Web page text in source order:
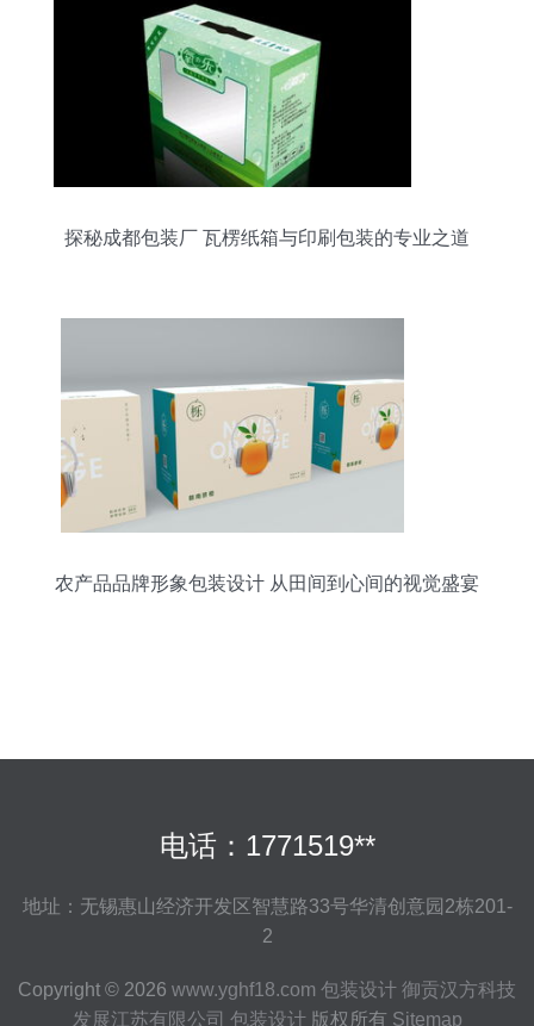
探秘成都包装厂 瓦楞纸箱与印刷包装的专业之道
农产品品牌形象包装设计 从田间到心间的视觉盛宴
电话：1771519**
地址：无锡惠山经济开发区智慧路33号华清创意园2栋201-
2
Copyright © 2026 www.yghf18.com 包装设计 御贡汉方科技
发展江苏有限公司 包装设计版权所有 Sitemap